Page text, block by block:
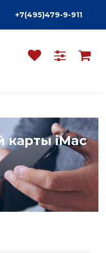
+7(495)479-9-911
карты iMac